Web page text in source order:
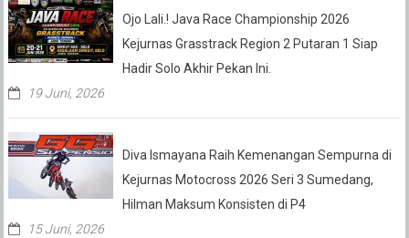
Ojo Lali.! Java Race Championship 2026
Kejurnas Grasstrack Region 2 Putaran 1 Siap
Hadir Solo Akhir Pekan Ini.
19 Juni, 2026
Diva Ismayana Raih Kemenangan Sempurna di
Kejurnas Motocross 2026 Seri 3 Sumedang,
Hilman Maksum Konsisten di P4
15 Juni, 2026